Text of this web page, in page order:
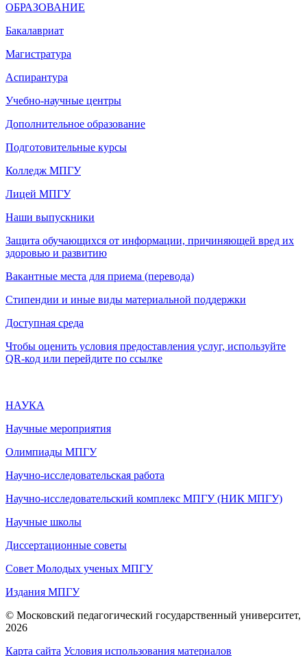
ОБРАЗОВАНИЕ
Бакалавриат
Магистратура
Аспирантура
Учебно-научные центры
Дополнительное образование
Подготовительные курсы
Колледж МПГУ
Лицей МПГУ
Наши выпускники
Защита обучающихся от информации, причиняющей вред их
здоровью и развитию
Вакантные места для приема (перевода)
Стипендии и иные виды материальной поддержки
Доступная среда
Чтобы оценить условия предоставления услуг, используйте
QR-код или перейдите по ссылке
НАУКА
Научные мероприятия
Олимпиады МПГУ
Научно-исследовательская работа
Научно-исследовательский комплекс МПГУ (НИК МПГУ)
Научные школы
Диссертационные советы
Совет Молодых ученых МПГУ
Издания МПГУ
© Московский педагогический государственный университет,
2026
Карта сайта Условия использования материалов